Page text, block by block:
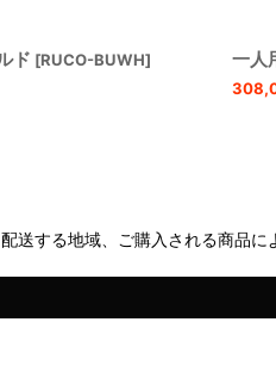
ド [RUCO-BUWH]
一人
する地域、ご購入される商品に